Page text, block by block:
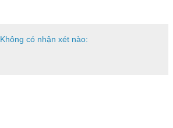
Không có nhận xét nào: